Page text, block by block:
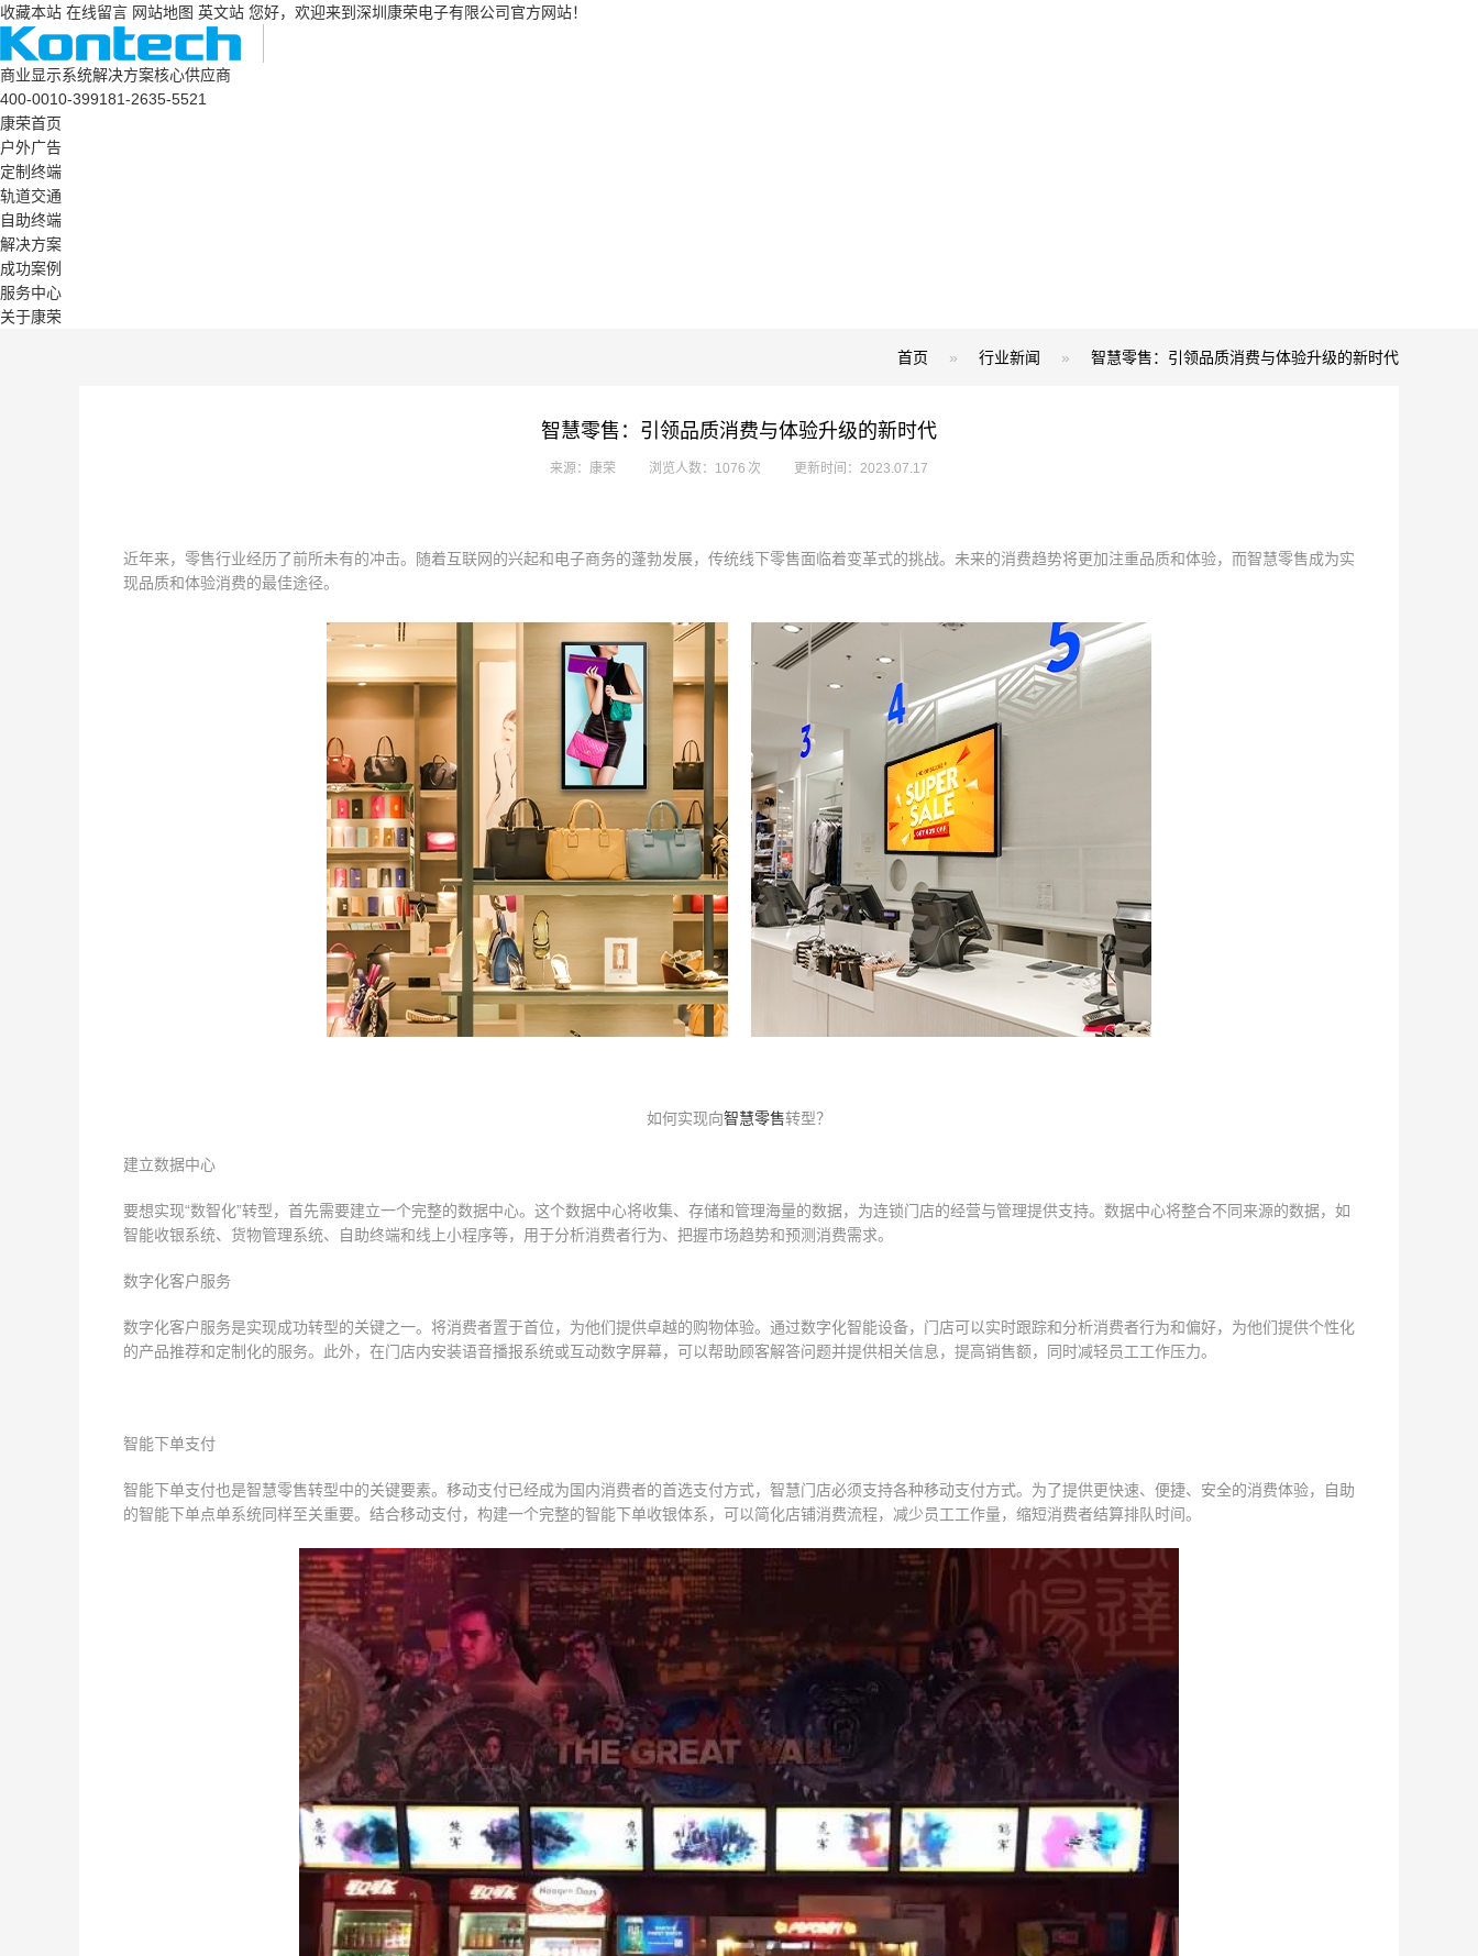
收藏本站 在线留言 网站地图 英文站 您好，欢迎来到深圳康荣电子有限公司官方网站！
商业显示系统解决方案核心供应商
400-0010-399181-2635-5521
康荣首页
户外广告
定制终端
轨道交通
自助终端
解决方案
成功案例
服务中心
关于康荣
首页 » 行业新闻 » 智慧零售：引领品质消费与体验升级的新时代
智慧零售：引领品质消费与体验升级的新时代
来源：康荣 浏览人数：1076 次 更新时间：2023.07.17
近年来，零售行业经历了前所未有的冲击。随着互联网的兴起和电子商务的蓬勃发展，传统线下零售面临着变革式的挑战。未来的消费趋势将更加注重品质和体验，而智慧零售成为实
现品质和体验消费的最佳途径。
如何实现向智慧零售转型？
建立数据中心
要想实现“数智化”转型，首先需要建立一个完整的数据中心。这个数据中心将收集、存储和管理海量的数据，为连锁门店的经营与管理提供支持。数据中心将整合不同来源的数据，如
智能收银系统、货物管理系统、自助终端和线上小程序等，用于分析消费者行为、把握市场趋势和预测消费需求。
数字化客户服务
数字化客户服务是实现成功转型的关键之一。将消费者置于首位，为他们提供卓越的购物体验。通过数字化智能设备，门店可以实时跟踪和分析消费者行为和偏好，为他们提供个性化
的产品推荐和定制化的服务。此外，在门店内安装语音播报系统或互动数字屏幕，可以帮助顾客解答问题并提供相关信息，提高销售额，同时减轻员工工作压力。
智能下单支付
智能下单支付也是智慧零售转型中的关键要素。移动支付已经成为国内消费者的首选支付方式，智慧门店必须支持各种移动支付方式。为了提供更快速、便捷、安全的消费体验，自助
的智能下单点单系统同样至关重要。结合移动支付，构建一个完整的智能下单收银体系，可以简化店铺消费流程，减少员工工作量，缩短消费者结算排队时间。